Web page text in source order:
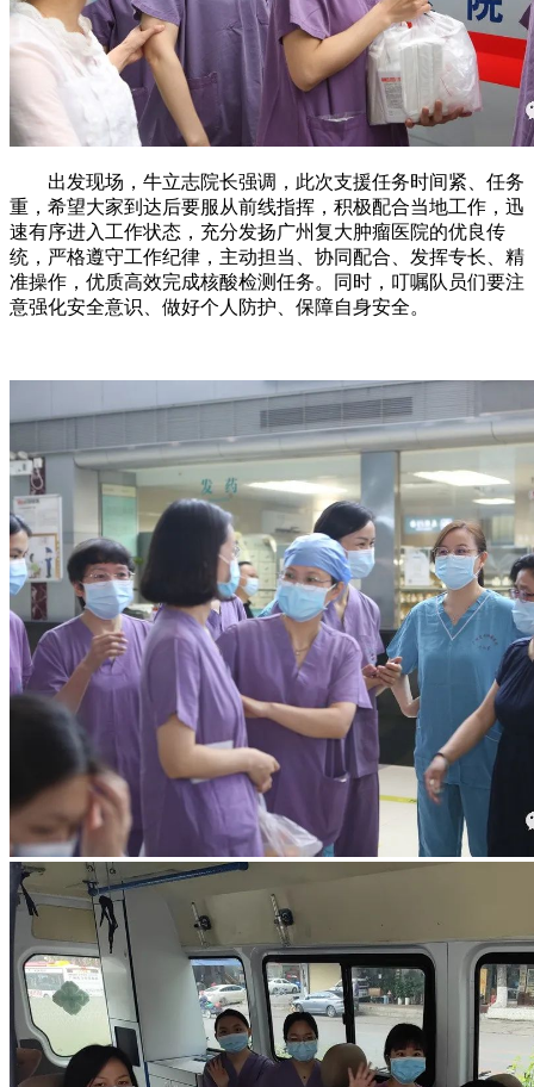
出发现场，牛立志院长强调，此次支援任务时间紧、任务
重，希望大家到达后要服从前线指挥，积极配合当地工作，迅
速有序进入工作状态，充分发扬广州复大肿瘤医院的优良传
统，严格遵守工作纪律，主动担当、协同配合、发挥专长、精
准操作，优质高效完成核酸检测任务。同时，叮嘱队员们要注
意强化安全意识、做好个人防护、保障自身安全。